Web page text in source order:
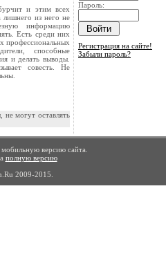
и этим всех
лишнего из него не
информацию
Есть среди них
профессиональных
способные
и делать выводы.
совесть. Не
, не могут оставлять
Пароль:
Регистрация на сайте!
Забыли пароль?
версию сайта.
полную версию
2009-2015.